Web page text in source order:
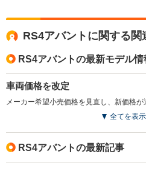
RS4アバントに関する関
RS4アバントの最新モデル情
車両価格を改定
メーカー希望小売価格を見直し、新価格が
全てを表
RS4アバントの最新記事